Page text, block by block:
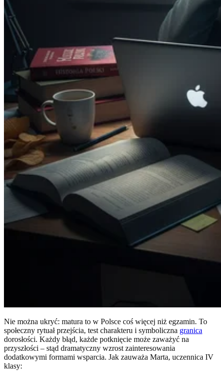
Nie można ukryć: matura to w Polsce coś więcej niż egzamin. To
społeczny rytuał przejścia, test charakteru i symboliczna granica
dorosłości. Każdy błąd, każde potknięcie może zaważyć na
przyszłości – stąd dramatyczny wzrost zainteresowania
dodatkowymi formami wsparcia. Jak zauważa Marta, uczennica IV
klasy: